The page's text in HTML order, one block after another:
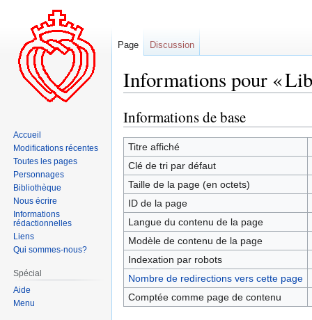
Informations pour «
Aller
à
la
navigation
Aller
à
la
recherche
Informations de base
Titre affiché
Clé de tri par défaut
Taille de la page (en octets)
ID de la page
Langue du contenu de la page
Modèle de contenu de la page
Indexation par robots
Nombre de redirections vers cette page
Comptée comme page de contenu
Page Discussion
Accueil
Modifications récentes
Toutes les pages
Personnages
Bibliothèque
Nous écrire
Informations
rédactionnelles
Liens
Qui sommes-nous?
Spécial
Aide
Menu